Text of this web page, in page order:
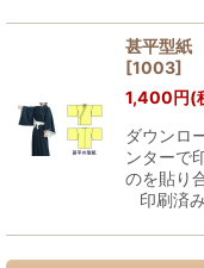
甚平型紙
[1003]
1,400円(
ダウンロ
ンターで
のを貼り
印刷済